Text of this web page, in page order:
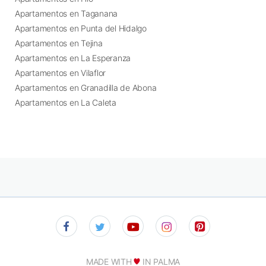
Apartamentos en Taganana
Apartamentos en Punta del Hidalgo
Apartamentos en Tejina
Apartamentos en La Esperanza
Apartamentos en Vilaflor
Apartamentos en Granadilla de Abona
Apartamentos en La Caleta
MADE WITH IN PALMA